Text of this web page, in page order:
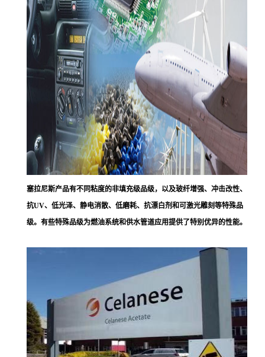
塞拉尼斯产品有不同粘度的非填充级品级，以及玻纤增强、冲击改性、
抗UV、低光泽、静电消散、低磨耗、抗漂白剂和可激光雕刻等特殊品
级。有些特殊品级为燃油系统和供水管道应用提供了特别优异的性能。